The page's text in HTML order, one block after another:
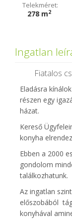
Telekméret:
278 m2
Ingatlan
Fiatalos
Eladásra
részen egy
házat.
Kereső
konyha
Ebben a 2000
gondolom
találkozhatunk.
Az ingatlan
előszobából
konyhával